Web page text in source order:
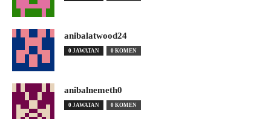
anibalatwood24
0 JAWATAN 0 KOMEN
anibalnemeth0
0 JAWATAN 0 KOMEN